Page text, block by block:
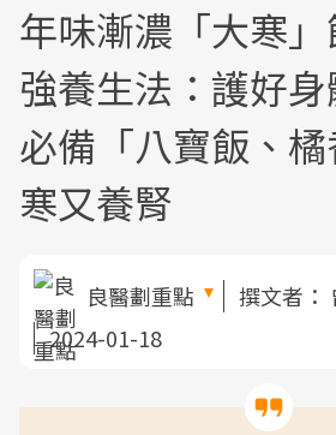
年味漸濃「大寒
強養生法：護好
必備「八寶飯、
寒又養腎
良醫劃重點 撰文者：
2024-01-18